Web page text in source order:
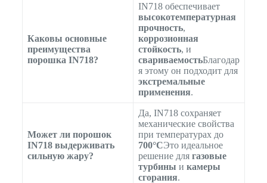
Каковы основные
преимущества
порошка IN718?
IN718 обеспечивает
высокотемпературная
прочность,
коррозионная
стойкость, и
свариваемостьБлагодар
я этому он подходит для
экстремальные
применения.
Может ли порошок
IN718 выдерживать
сильную жару?
Да, IN718 сохраняет
механические свойства
при температурах до
700°CЭто идеальное
решение для газовые
турбины и камеры
сгорания.